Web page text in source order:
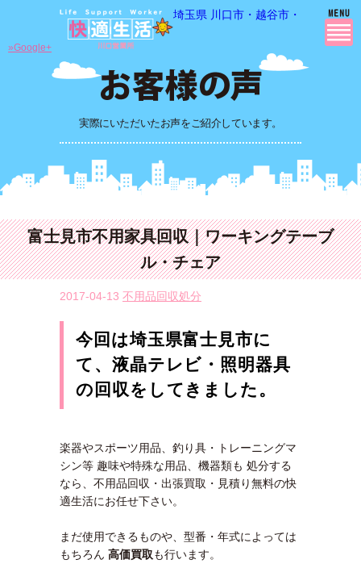
埼玉県 川口市・越谷市・さいたま
実際にいただいたお声をご紹介しています。
»Google+
富士見市不用家具回収｜ワーキングテーブ
ル・チェア
2017-04-13 不用品回収処分
今回は埼玉県富士見市に
て、液晶テレビ・照明器具
の回収をしてきました。
楽器やスポーツ用品、釣り具・トレーニングマ
シン等 趣味や特殊な用品、機器類も 処分する
なら、不用品回収・出張買取・見積り無料の快
適生活にお任せ下さい。
まだ使用できるものや、型番・年式によっては
もちろん 高価買取も行います。